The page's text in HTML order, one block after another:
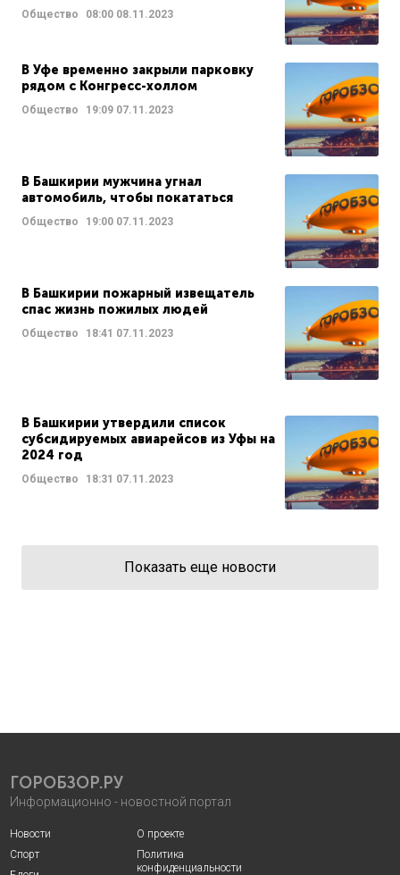
Общество 08:00 08.11.2023
В Уфе временно закрыли парковку
рядом с Конгресс-холлом
Общество 19:09 07.11.2023
В Башкирии мужчина угнал
автомобиль, чтобы покататься
Общество 19:00 07.11.2023
В Башкирии пожарный извещатель
спас жизнь пожилых людей
Общество 18:41 07.11.2023
В Башкирии утвердили список
субсидируемых авиарейсов из Уфы на
2024 год
Общество 18:31 07.11.2023
Показать еще новости
ГОРОБЗОР.РУ
Информационно - новостной портал
Новости
Спорт
О проекте
Политика
конфиденциальности